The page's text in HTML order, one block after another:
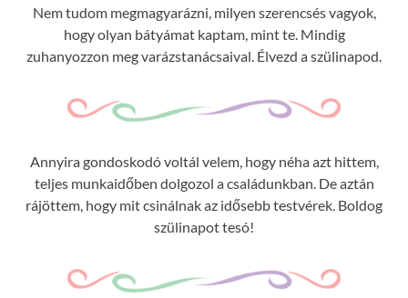
Nem tudom megmagyarázni, milyen szerencsés vagyok,
hogy olyan bátyámat kaptam, mint te. Mindig
zuhanyozzon meg varázstanácsaival. Élvezd a szülinapod.
Annyira gondoskodó voltál velem, hogy néha azt hittem,
teljes munkaidőben dolgozol a családunkban. De aztán
rájöttem, hogy mit csinálnak az idősebb testvérek. Boldog
szülinapot tesó!